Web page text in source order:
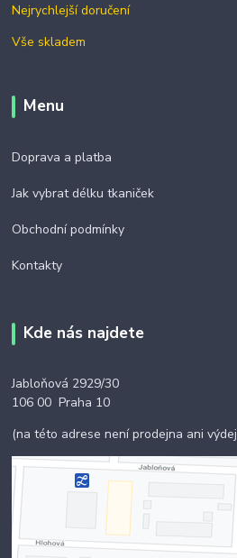
Nejrychlejší doručení
Vše skladem
Menu
Doprava a platba
Jak vybrat délku tkaniček
Obchodní podmínky
Kontakty
Kde nás najdete
Jabloňová 2929/30
106 00 Praha 10
(na této adrese není prodejna ani